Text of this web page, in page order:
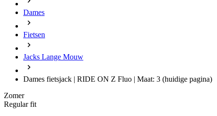
Dames
Fietsen
Jacks Lange Mouw
Dames fietsjack | RIDE ON Z Fluo | Maat: 3 (huidige pagina)
Zomer
Regular fit